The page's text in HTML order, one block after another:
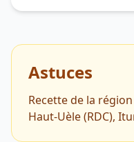
Astuces
Recette de la
Haut-Uèle (RDC),